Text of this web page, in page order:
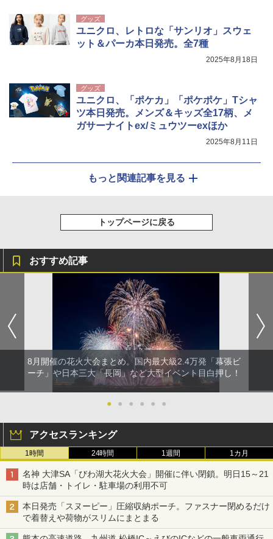
グッズ
ユニクロ、レトロな「サンリオ」スウェ
ット＆パーカ本日発売。全7種
2025年8月18日
グッズ
ユニクロ、「ポケカ」「ポケポケ」Tシャ
ツ本日発売。メンズ＆キッズ全17柄、メ
ガサーナイトex/ミュウツーexほか
2025年8月11日
もっと関連記事を見る
トップページに戻る
おすすめ記事
8月開催の花火大会まとめ。国内最大級2.4万発「幕張ビ
ーチ」や日本三大「長岡」など大型イベント目白押し！
● ● ● ● ● ●
アクセスランキング
1時間 24時間 1週間 1カ月
名神 大津SA「びわ湖大花火大会」開催に伴い閉鎖。明日15～21
時は店舗・トイレ・駐車場の利用不可
本日発売「スヌーピー」圧縮収納ポーチ。ファスナー閉めるだけ
で着替えや荷物がスリムにまとまる